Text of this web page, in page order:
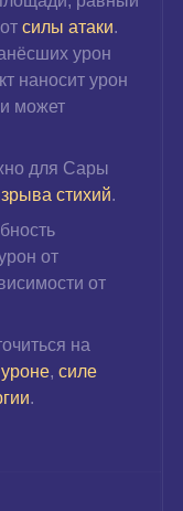
от силы атаки.
урон
наносит урон
может
для Сары
стихий.
от
от
на
уроне, силе
.